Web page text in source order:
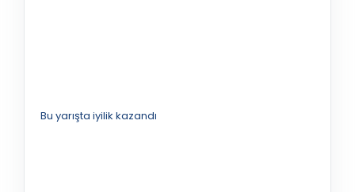
Bu yarışta iyilik kazandı